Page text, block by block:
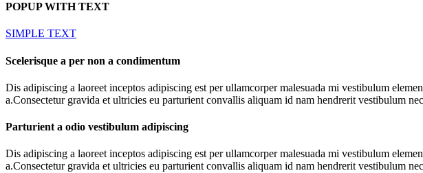
POPUP WITH TEXT
SIMPLE TEXT
Scelerisque a per non a condimentum
Dis adipiscing a laoreet inceptos adipiscing est per ullamcorper malesuada mi vestibulum
a.Consectetur gravida et ultricies eu parturient convallis aliquam id nam hendrerit vestibulum
Parturient a odio vestibulum adipiscing
Dis adipiscing a laoreet inceptos adipiscing est per ullamcorper malesuada mi vestibulum
a.Consectetur gravida et ultricies eu parturient convallis aliquam id nam hendrerit vestibulum